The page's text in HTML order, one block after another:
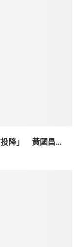
投降」 黃國昌...